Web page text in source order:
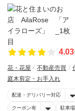
4.03
花・花屋 不動産売買
庭木剪定・お手入れ
配達・デリバリー対応
クーポン有 駐車